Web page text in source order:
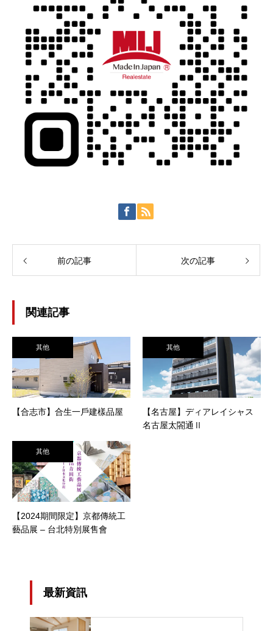
前の記事 次の記事
関連記事
其他
【合志市】合生一戶建樣品屋
其他
【名古屋】ディアレイシャス
名古屋太閤通Ⅱ
其他
【2024期間限定】京都傳統工
藝品展 – 台北特別展售會
最新資訊